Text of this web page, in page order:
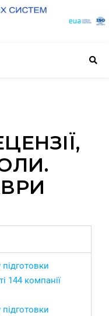
144 компанії